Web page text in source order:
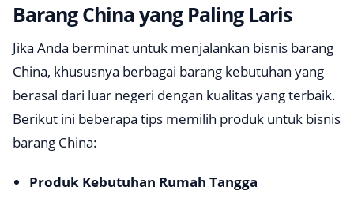
Barang China yang Paling Laris
Jika Anda berminat untuk menjalankan bisnis barang
China, khususnya berbagai barang kebutuhan yang
berasal dari luar negeri dengan kualitas yang terbaik.
Berikut ini beberapa tips memilih produk untuk bisnis
barang China:
Produk Kebutuhan Rumah Tangga